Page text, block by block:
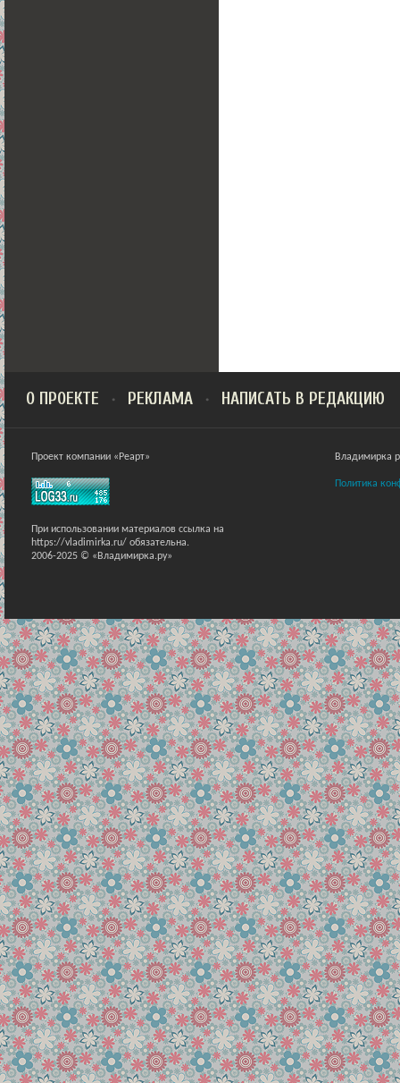
О ПРОЕКТЕ РЕКЛАМА НАПИСАТЬ В РЕДАКЦИЮ
Проект компании «Реарт»
При использовании материалов ссылка на
https://vladimirka.ru/ обязательна.
2006-2025 © «Владимирка.ру»
Владимирка
Политика